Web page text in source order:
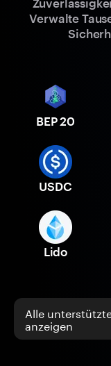
Verwalte
BEP 20
USDC
Lido
Alle
anzeigen